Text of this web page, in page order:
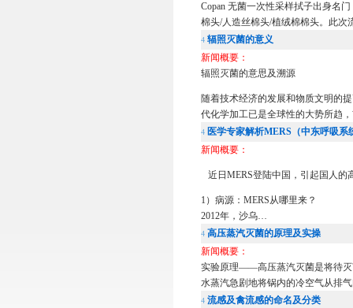
Copan 无菌一次性采样拭子出身名
棉头/人造丝棉头/植绒棉棉头。此
4 辐照灭菌的意义
新闻概要：
辐照灭菌的意思及溯源
随着技术经济的发展和物质文明的
代化学加工已是全球性的大势所趋
4 医学专家解析MERS（中东呼吸系
新闻概要：
近日MERS登陆中国，引起国人的
1）病源：MERS从哪里来？
2012年，沙乌…
4 高压蒸汽灭菌的原理及实操
新闻概要：
实验原理——高压蒸汽灭菌是将待灭
水蒸汽急剧地将锅内的冷空气从排
4 流感及禽流感的命名及分类